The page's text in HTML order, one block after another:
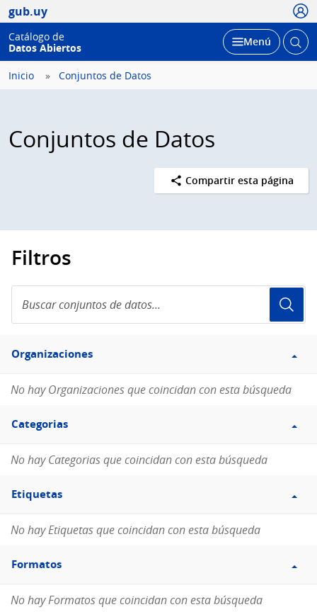
gub.uy
Catálogo de
Datos Abiertos
Desplegar
Menú Abrir
Inicio Conjuntos de Datos
Conjuntos de Datos
Compartir esta página
Filtros
conjuntos
de
Filtro
Organizaciones
Organizaciones
No hay Organizaciones que coincidan con esta búsqueda
Filtro
Categorias
Categorias
No hay Categorias que coincidan con esta búsqueda
Filtro
Etiquetas
Etiquetas
No hay Etiquetas que coincidan con esta búsqueda
Filtro
Formatos
Formatos
No hay Formatos que coincidan con esta búsqueda